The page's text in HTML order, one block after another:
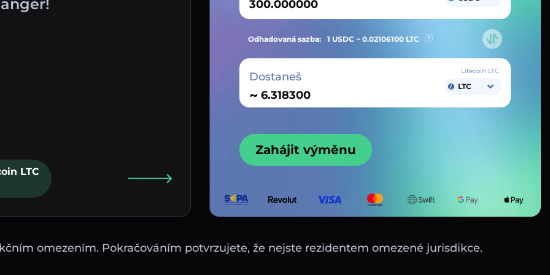
LTC
Odhadovaná sazba: 1 USDC ~ 0.02106100 LTC
Dostaneš
~
Litecoin LTC
LTC
Zahájit výměnu
omezením. Pokračováním potvrzujete, že nejste rezidentem omezené jurisdikce.